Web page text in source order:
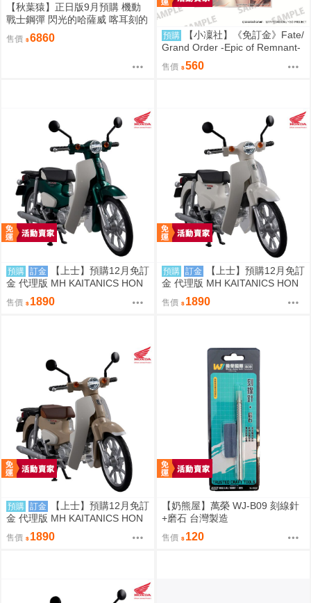
【秋葉猿】正日版9月預購 機動
戰士鋼彈 閃光的哈薩威 喀耳刻的
魔女 MAFTY 手錶 腕時計
售價 6860 預購
【小凜社】《免訂金》Fate/
Grand Order -Epic of Remnant-
貞德 阿爾托莉雅 壓克力板
售價 560
預購 訂金
【上士】預購12月免訂
金 代理版 MH KAITANICS HON
DA Super Cub 110 綠金屬色 091
4
售價 1890
預購 訂金
【上士】預購12月免訂
金 代理版 MH KAITANICS HON
DA Super Cub 110 古典白 0914
售價 1890
預購 訂金
【上士】預購12月免訂
金 代理版 MH KAITANICS HON
DA Super Cub 110 米色 0914
售價 1890
【奶熊屋】萬榮 WJ-B09 刻線針
+磨石 台灣製造
售價 120